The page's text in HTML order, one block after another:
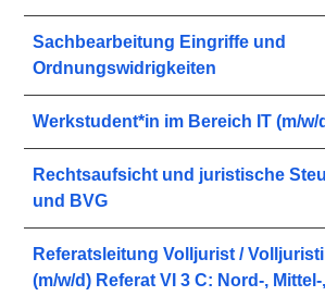
Sachbearbeitung Eingriffe und
Ordnungswidrigkeiten
Werkstudent*in im Bereich IT (m/w/
Rechtsaufsicht und juristische
und BVG
Referatsleitung Volljurist /
(m/w/d) Referat VI 3 C: Nord-,